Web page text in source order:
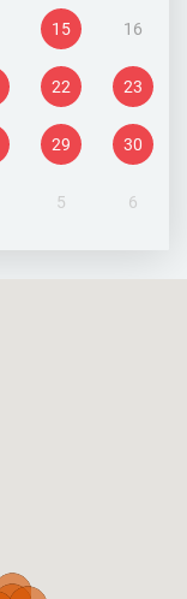
15 16
22 23
29 30
5 6